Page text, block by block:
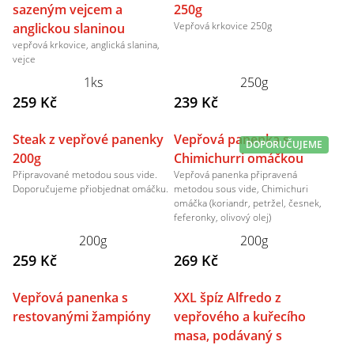
sazeným vejcem a
anglickou slaninou
vepřová krkovice, anglická slanina,
vejce
1ks
259 Kč
250g
Vepřová krkovice 250g
250g
239 Kč
Steak z vepřové panenky
200g
Připravované metodou sous vide.
Doporučujeme přiobjednat omáčku.
200g
259 Kč
DOPORUČUJEME
Vepřová panenka s
Chimichurri omáčkou
Vepřová panenka připravená
metodou sous vide, Chimichuri
omáčka (koriandr, petržel, česnek,
feferonky, olivový olej)
200g
269 Kč
Vepřová panenka s
restovanými žampióny
XXL špíz Alfredo z
vepřového a kuřecího
masa, podávaný s